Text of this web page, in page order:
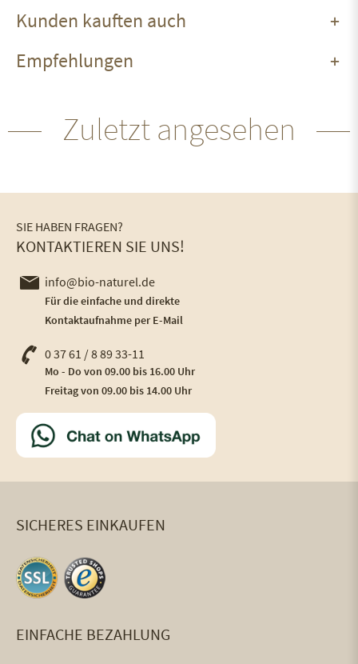
Kunden kauften auch
Empfehlungen
Zuletzt angesehen
SIE HABEN FRAGEN?
KONTAKTIEREN SIE UNS!
info@bio-naturel.de
Für die einfache und direkte
Kontaktaufnahme per E-Mail
0 37 61 / 8 89 33-11
Mo - Do von 09.00 bis 16.00 Uhr
Freitag von 09.00 bis 14.00 Uhr
SICHERES EINKAUFEN
EINFACHE BEZAHLUNG